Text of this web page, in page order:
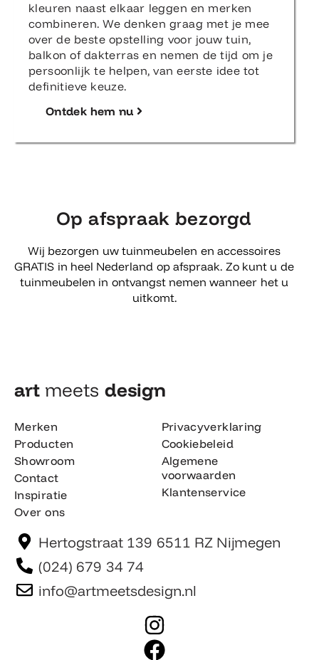
kleuren naast elkaar leggen en merken
combineren. We denken graag met je mee
over de beste opstelling voor jouw tuin,
balkon of dakterras en nemen de tijd om je
persoonlijk te helpen, van eerste idee tot
definitieve keuze.
Ontdek hem nu
Op afspraak bezorgd
Wij bezorgen uw tuinmeubelen en accessoires
GRATIS in heel Nederland op afspraak. Zo kunt u de
tuinmeubelen in ontvangst nemen wanneer het u
uitkomt.
art meets design​
Merken
Producten
Showroom
Contact
Inspiratie
Over ons
Privacyverklaring
Cookiebeleid
Algemene
voorwaarden
Klantenservice
Hertogstraat 139 6511 RZ Nijmegen
(024) 679 34 74
info@artmeetsdesign.nl
I
n
F